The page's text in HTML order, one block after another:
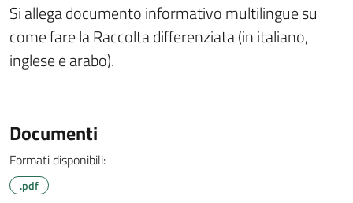
Si allega documento informativo multilingue su
come fare la Raccolta differenziata (in italiano,
inglese e arabo).
Documenti
Formati disponibili:
.pdf